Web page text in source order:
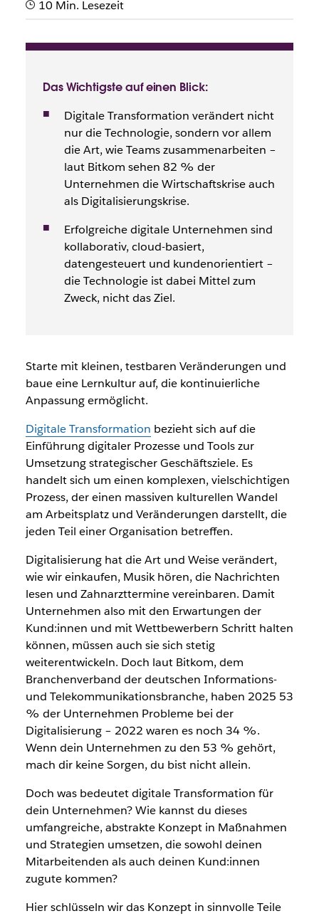
bedeutet
Beginne jetzt mit der Planung für die digitale Zukunft deines
Vom Slack-Team
13. Februar 2026
10 Min. Lesezeit
Das Wichtigste auf einen Blick:
Digitale Transformation verändert nicht
nur die Technologie, sondern vor allem
die Art, wie Teams zusammenarbeiten –
laut Bitkom sehen 82 % der
Unternehmen die Wirtschaftskrise auch
als Digitalisierungskrise.
Erfolgreiche digitale Unternehmen sind
kollaborativ, cloud-basiert,
datengesteuert und kundenorientiert –
die Technologie ist dabei Mittel zum
Zweck, nicht das Ziel.
Starte mit kleinen, testbaren Veränderungen und
baue eine Lernkultur auf, die kontinuierliche
Anpassung ermöglicht.
Digitale Transformation bezieht sich auf die
Einführung digitaler Prozesse und Tools zur
Umsetzung strategischer Geschäftsziele. Es
handelt sich um einen komplexen, vielschichtigen
Prozess, der einen massiven kulturellen Wandel
am Arbeitsplatz und Veränderungen darstellt, die
jeden Teil einer Organisation betreffen.
Digitalisierung hat die Art und Weise verändert,
wie wir einkaufen, Musik hören, die Nachrichten
lesen und Zahnarzttermine vereinbaren. Damit
Unternehmen also mit den Erwartungen der
Kund:innen und mitWettbewerbern Schritt halten
können, müssen auch sie sich stetig
weiterentwickeln. Doch laut Bitkom, dem
Branchenverband der deutschen Informations-
und Telekommunikationsbranche, haben 2025 53
% der Unternehmen Probleme bei der
Digitalisierung – 2022 waren es noch 34 %.
Wenn dein Unternehmen zu den 53 % gehört,
mach dir keine Sorgen, du bist nicht allein.
Doch was bedeutet digitale Transformation für
dein Unternehmen? Wie kannst du dieses
umfangreiche, abstrakte Konzept in Maßnahmen
und Strategien umsetzen, die sowohl deinen
Mitarbeitenden als auch deinen Kund:innen
zugute kommen?
Hier schlüsseln wir das Konzept in sinnvolle Teile